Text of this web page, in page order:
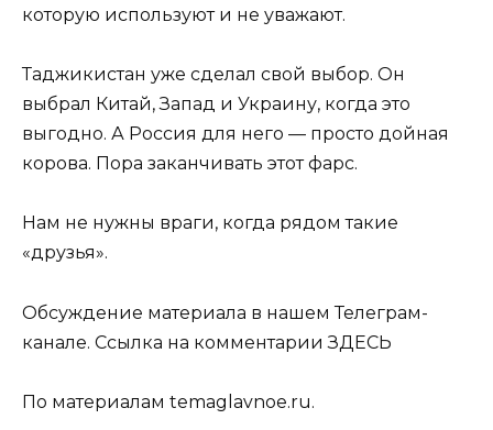
которую используют и не уважают.
Таджикистан уже сделал свой выбор. Он
выбрал Китай, Запад и Украину, когда это
выгодно. А Россия для него — просто дойная
корова. Пора заканчивать этот фарс.
Нам не нужны враги, когда рядом такие
«друзья».
Обсуждение материала в нашем Телеграм-
канале. Ссылка на комментарии ЗДЕСЬ
По материалам temaglavnoe.ru.